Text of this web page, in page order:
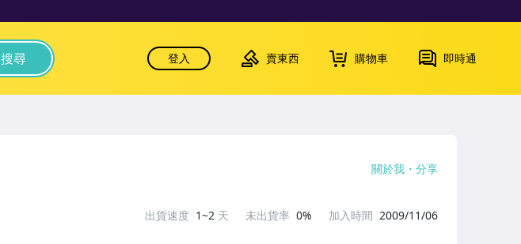
搜尋 登入 賣東西 購物車 即時通
關於我 分享
出貨速度 1~2 天 未出貨率 0% 加入時間 2009/11/06